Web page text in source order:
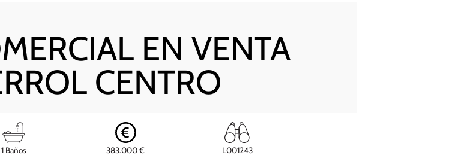
EN VENTA
CENTRO
1 Baños 383.000 € L001243